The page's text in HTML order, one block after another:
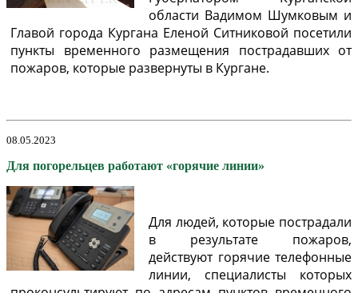
области Вадимом Шумковым и
Главой города Кургана Еленой Ситниковой посетили
пункты временного размещения пострадавших от
пожаров, которые развернуты в Кургане.
08.05.2023
Для погорельцев работают «горячие линии»
Для людей, которые пострадали
в результате пожаров,
действуют горячие телефонные
линии, специалисты которых